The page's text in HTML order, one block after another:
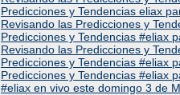
Predicciones y Tendencias eliax
Revisando las Predicciones y
Predicciones y Tendencias #eliax
Revisando las Predicciones y
Predicciones y Tendencias #eliax
Predicciones y Tendencias #eliax
#eliax en vivo este domingo 3 de